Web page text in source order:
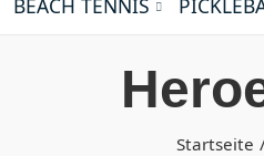
BEACH TENNIS
Startseite